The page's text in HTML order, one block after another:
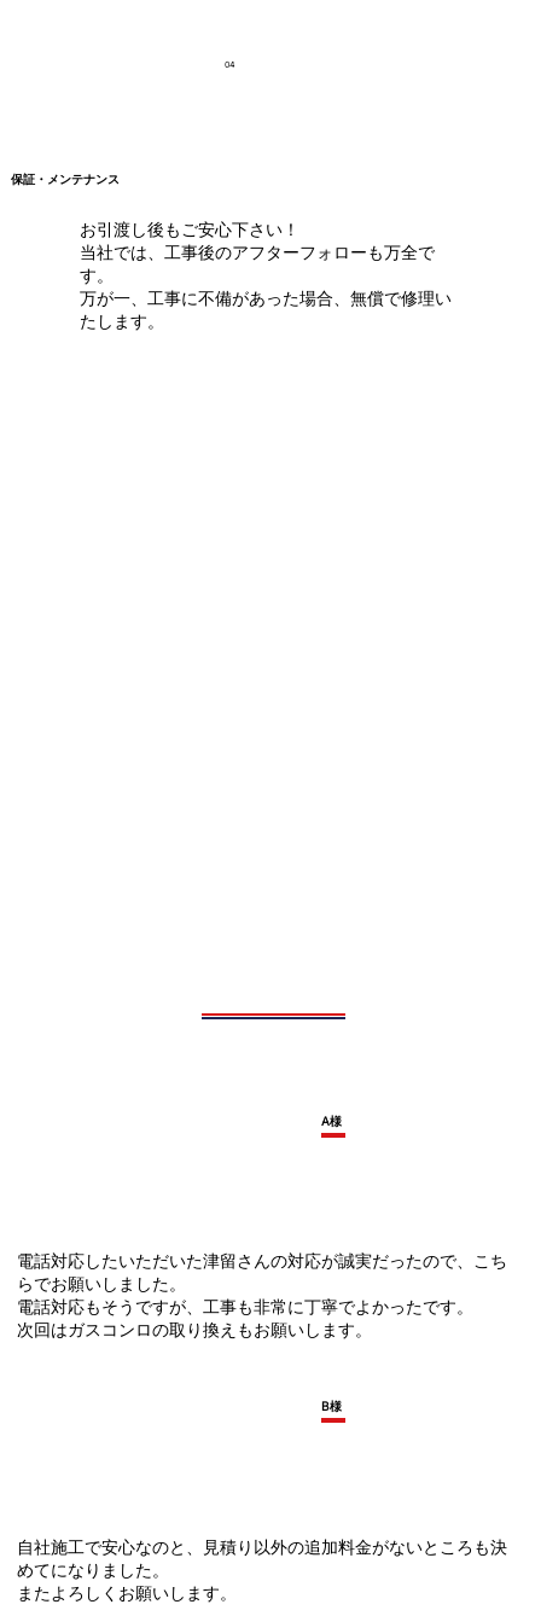
04
お引渡し後もご安心下さい！
当社では、工事後のアフターフォローも万全で
す。
万が一、工事に不備があった場合、無償で修理い
たします。
保証・メンテナンス
電話対応したいただいた津留さんの対応が誠実だったので、こち
らでお願いしました。
電話対応もそうですが、工事も非常に丁寧でよかったです。
次回はガスコンロの取り換えもお願いします。
A様
自社施工で安心なのと、見積り以外の追加料金がないところも決
めてになりました。
またよろしくお願いします。
B様